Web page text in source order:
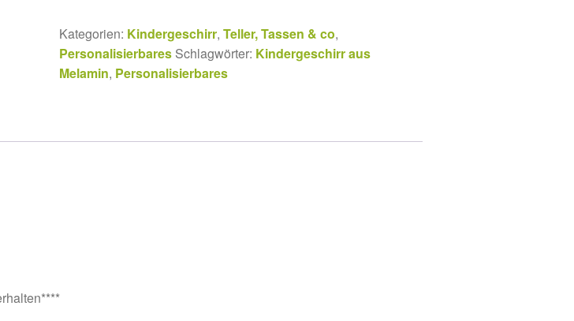
Kategorien: Kindergeschirr,Teller, Tassen & co,
Personalisierbares Schlagwörter: Kindergeschirr aus
Melamin, Personalisierbares